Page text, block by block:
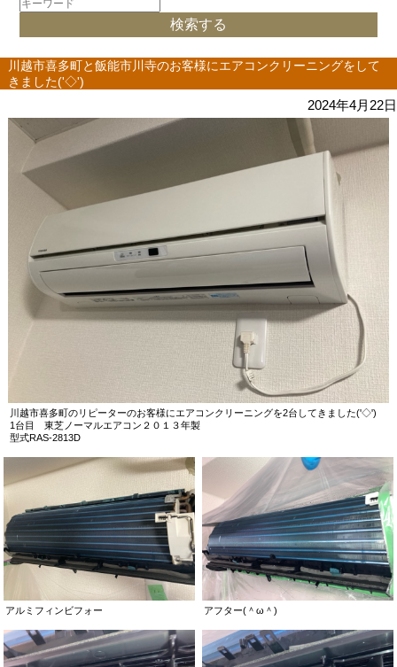
川越市喜多町と飯能市川寺のお客様にエアコンクリーニングをして
きました('◇')ゞ
2024年4月22日
川越市喜多町のリピーターのお客様にエアコンクリーニングを2台してきました('◇')ゞ
1台目 東芝ノーマルエアコン２０１３年製
型式RAS-2813D
アルミフィンビフォー アフター(＾ω＾)